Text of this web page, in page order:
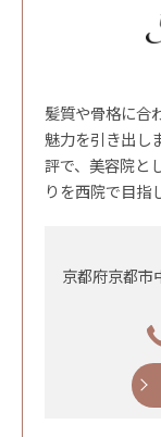
髪質や骨格に合
魅力を引き出し
評で、美容院と
りを西院で目指
京都府京都市